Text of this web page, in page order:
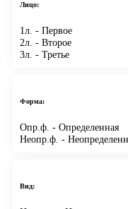
Лицо:
1л. - Первое
2л. - Второе
3л. - Третье
Форма:
Опр.ф. - Определенная
Неопр.ф. -
Вид: